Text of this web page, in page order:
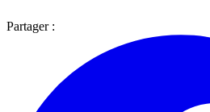
Partager :